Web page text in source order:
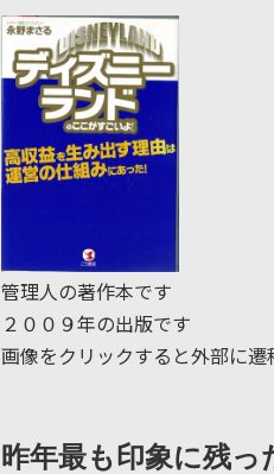
管理人の著作本です
２００９年の出版です
画像をクリックすると外部に遷
昨年最も印象に残っ